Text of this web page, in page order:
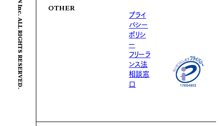
© ENJIN Inc. ALL RIGHTS RESERVED.
OTHER
プライ
バシー
ポリシ
ー
フリーラ
ンス法
相談窓
口